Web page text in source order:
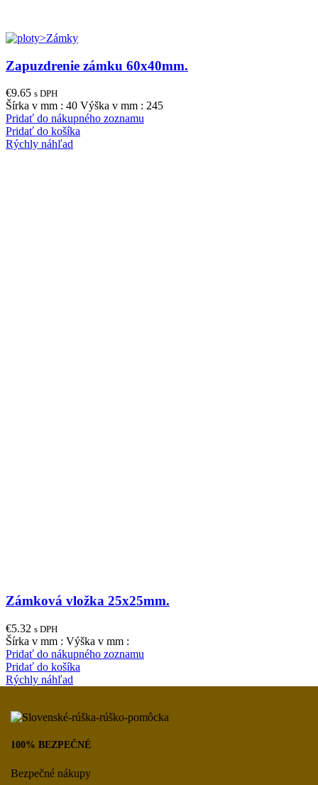
Zapuzdrenie zámku 60x40mm.
€9.65 s DPH
Šírka v mm : 40 Výška v mm : 245
Pridať do nákupného zoznamu
Pridať do košíka
Rýchly náhľad
Zámková vložka 25x25mm.
€5.32 s DPH
Šírka v mm : Výška v mm :
Pridať do nákupného zoznamu
Pridať do košíka
Rýchly náhľad
100% BEZPEČNÉ
Bezpečné nákupy